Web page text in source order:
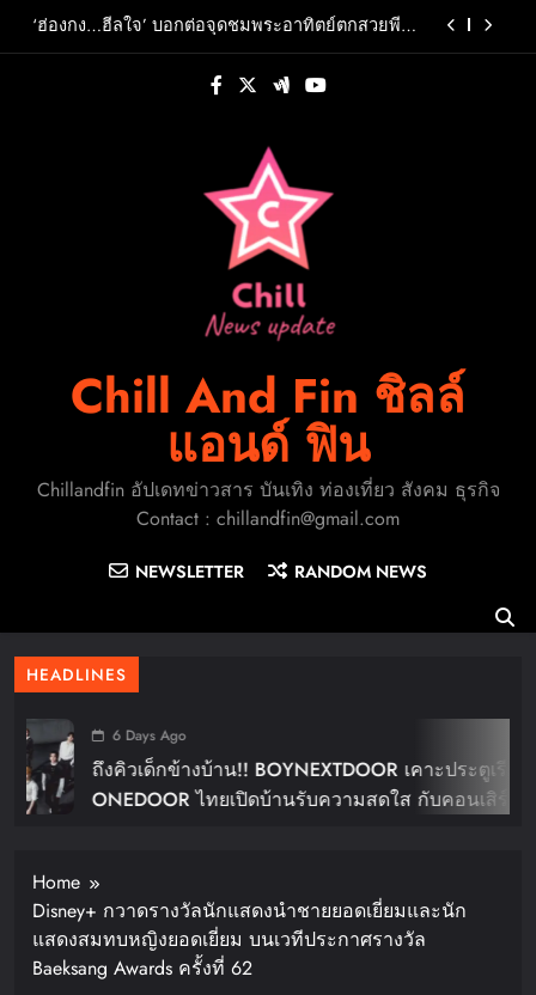
โลกแห่งความเร็ว เสริมความแข็งแกร่งแบรนด์ใน
ประเทศไทย
‘ฮ่องกง…ฮีลใจ’ บอกต่อจุดชมพระอาทิตย์ตกสวยพี
บ้านและสวนร่วมกับ SCG Landscape ประกาศผล
“GOOD WALK DESIGN AWARD 2026” พลิกโฉม
30,000 ล้านบาท ตอกย้ำวิสัยทัศน์ Lifetime Company
สร้างคลื่นรายได้รอบใหม่วางฐานธุรกิจเติบโตทุกมิติ
สติงค์ เอเนอร์จี้ดริ้งค์ ผสานพลังฟอร์มูล่าวัน ชูกลยุทธ์
การตลาดเชิงประสบการณ์ สร้างการมีส่วนร่วมกับ
โลกแห่งความเร็ว เสริมความแข็งแกร่งแบรนด์ใน
‘ฮ่องกง…ฮีลใจ’ บอกต่อจุดชมพระอาทิตย์ตกสวยพี
บ้านและสวนร่วมกับ SCG Landscape ประกาศผล
“GOOD WALK DESIGN AWARD 2026” พลิกโฉม
ถนนคนเดินท่าแพสู่ต้นแบบอนาคตเชียงใหม่
Origin โชว์สเต็ปบุกอสังหาฯภูเก็ตดันพอร์ตลงทุนรวม
30,000 ล้านบาท ตอกย้ำวิสัยทัศน์ Lifetime Company
Chill And Fin ชิลล์
แอนด์ ฟิน
Chillandfin อัปเดทข่าวสาร บันเทิง ท่องเที่ยว สังคม ธุรกิจ
Contact : chillandfin@gmail.com
NEWSLETTER RANDOM NEWS
HEADLINES
6 Days Ago
ถึงคิวเด็กข้างบ้าน!! BOYNEXTDOOR เคาะประตูเรียก
ONEDOOR ไทยเปิดบ้านรับความสดใส กับคอนเสิร์ต
Home
Disney+ กวาดรางวัลนักแสดงนำชายยอดเยี่ยมและนัก
แสดงสมทบหญิงยอดเยี่ยม บนเวทีประกาศรางวัล
Baeksang Awards ครั้งที่ 62